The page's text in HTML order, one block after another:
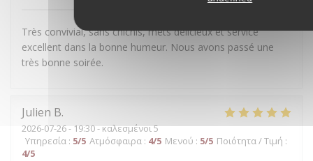
Très convivial, sans chichis, mets délicieux et service
excellent dans la bonne humeur. Nous avons passé une
très bonne soirée.
Julien B
2026-07-26- 19:30 - καλεσμένοι 5
Υπηρεσία : 5/5 Ατμόσφαιρα : 4/5 Μενού : 5/5 Ποιότητα / Τιμή :
4/5